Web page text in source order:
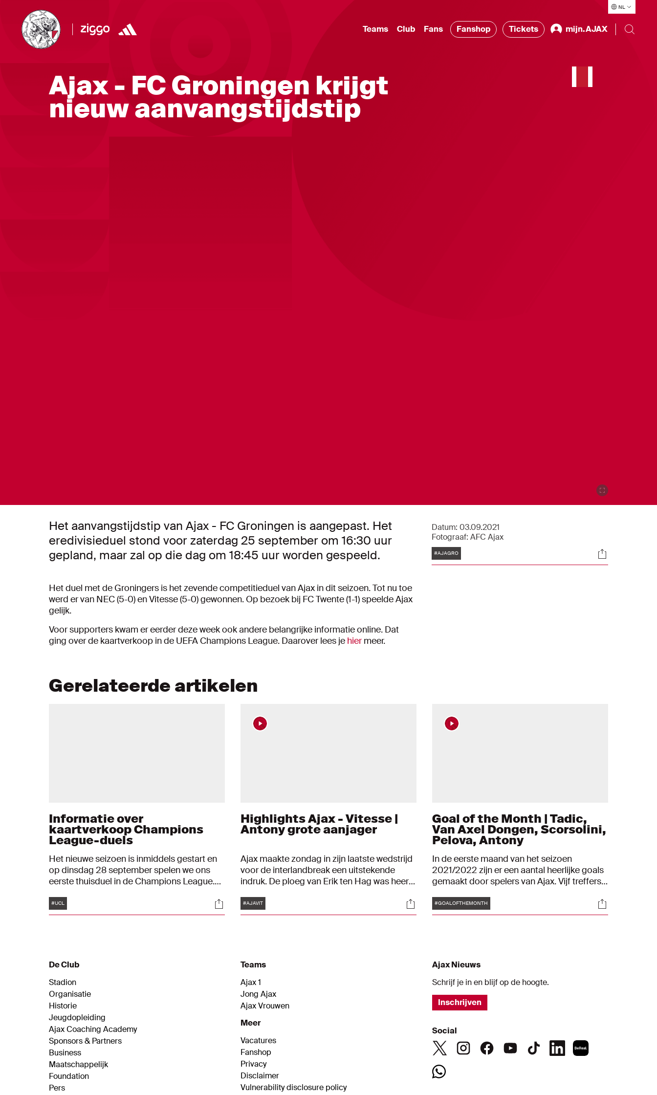
NL
Teams Club Fans Fanshop Tickets mijn.AJAX
Ajax - FC Groningen krijgt
nieuw aanvangstijdstip
Het aanvangstijdstip van Ajax - FC Groningen is aangepast. Het
eredivisieduel stond voor zaterdag 25 september om 16:30 uur
gepland, maar zal op die dag om 18:45 uur worden gespeeld.
Datum: 03.09.2021
Fotograaf: AFC Ajax
Tags
#AJAGRO Socials
Het duel met de Groningers is het zevende competitieduel van Ajax in dit seizoen. Tot nu toe
werd er van NEC (5-0) en Vitesse (5-0) gewonnen. Op bezoek bij FC Twente (1-1) speelde Ajax
gelijk.
Voor supporters kwam er eerder deze week ook andere belangrijke informatie online. Dat
ging over de kaartverkoop in de UEFA Champions League. Daarover lees je hiermeer.
Gerelateerde artikelen
Informatie over
kaartverkoop Champions
League-duels
Het nieuwe seizoen is inmiddels gestart en
op dinsdag 28 september spelen we ons
eerste thuisduel in de Champions League.
tegenstander. We hopen deze wedstrijd
natuurlijk in een goedgevulde Johan Cruijff
Rijksoverheid.
Tags
#UCL Socials
Highlights Ajax - Vitesse |
Antony grote aanjager
Ajax maakte zondag in zijn laatste wedstrijd
voor de interlandbreak een uitstekende
indruk. De ploeg van Erik ten Hag was heer
een 5-0-nederlaag huiswaarts.
Tags
#AJAVIT Socials
Goal of the Month | Tadic,
Van Axel Dongen, Scorsolini,
Pelova, Antony
In de eerste maand van het seizoen
2021/2022 zijn er een aantal heerlijke goals
gemaakt door spelers van Ajax. Vijf treffers
Month, powered by Curaçao.
Tags
#GOALOFTHEMONTH Socials
De Club
Stadion
Organisatie
Historie
Jeugdopleiding
Ajax Coaching Academy
Sponsors & Partners
Business
Maatschappelijk
Foundation
Pers
Teams
Ajax 1
Jong Ajax
Ajax Vrouwen
Meer
Vacatures
Fanshop
Privacy
Disclaimer
Vulnerability disclosure policy
Ajax Nieuws
Schrijf je in en blijf op de hoogte.
Inschrijven
Social